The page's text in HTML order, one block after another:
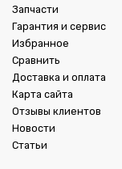
Запчасти
Гарантия и сервис
Избранное
Сравнить
Доставка и оплата
Карта сайта
Отзывы клиентов
Новости
Статьи